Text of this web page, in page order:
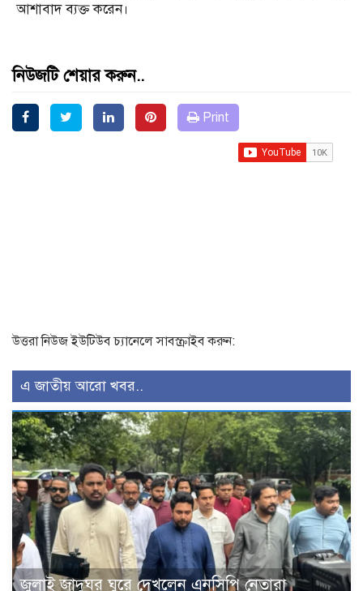
আশাবাদ ব্যক্ত করেন।
নিউজটি শেয়ার করুন..
Print
উত্তরা নিউজ ইউটিউব চ্যানেলে সাবস্ক্রাইব করুন:
এ জাতীয় আরো খবর..
জুলাই জাদুঘর ঘুরে দেখলেন এনসিপি নেতারা